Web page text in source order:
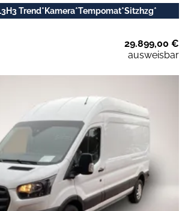
Trend*Kamera*Tempomat*Sitzhzg*
29.899,00 €
ausweisbar